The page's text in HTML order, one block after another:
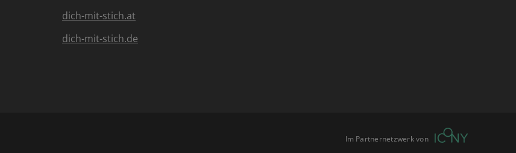
dich-mit-stich.at
dich-mit-stich.de
Im Partnernetzwerk von